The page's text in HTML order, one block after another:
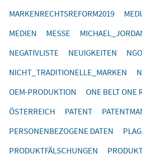
MARKENRECHTSREFORM2019
MEDIEN
MESSE
NEGATIVLISTE
NEUIGKEITEN
NGO
NICHT_TRADITIONELLE_MARKEN
OEM-PRODUKTION
ONE BELT ONE
ÖSTERREICH
PATENT
PERSONENBEZOGENE DATEN
PRODUKTFÄLSCHUNGEN